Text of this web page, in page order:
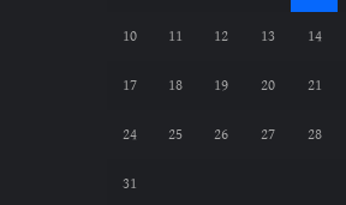
10 11 12 13 14
17 18 19 20 21
24 25 26 27 28
31